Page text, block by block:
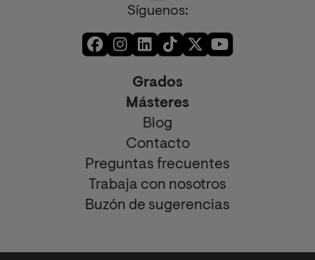
Síguenos:
Grados
Másteres
Blog
Contacto
Preguntas frecuentes
Trabaja con nosotros
Buzón de sugerencias